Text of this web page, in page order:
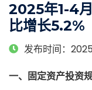
2025年1-4
比增长5.2%
发布时间：
一、固定资产投资